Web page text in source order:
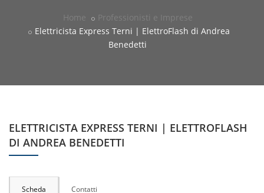
Home
Professionisti e Imprese
Elettricista Express Terni | ElettroFlash di Andrea
Benedetti
ELETTRICISTA EXPRESS TERNI | ELETTROFLASH
DI ANDREA BENEDETTI
Scheda Contatti